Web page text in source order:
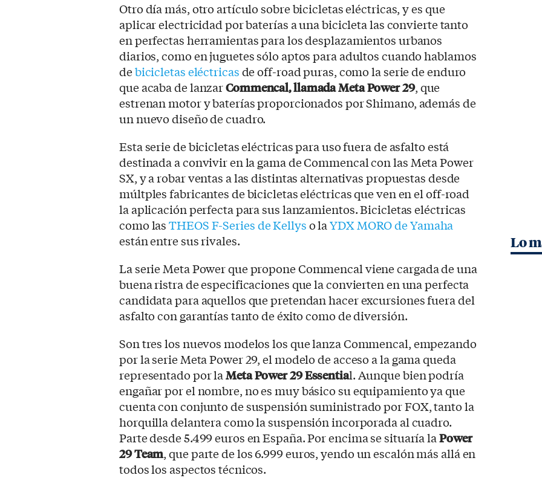
Otro día más, otro artículo sobre bicicletas eléctricas, y es que
aplicar electricidad por baterías a una bicicleta las convierte tanto
en perfectas herramientas para los desplazamientos urbanos
diarios, como en juguetes sólo aptos para adultos cuando hablamos
debicicletas eléctricasde off-road puras, como la serie de enduro
que acaba de lanzarCommencal, llamada Meta Power 29, que
estrenan motor y baterías proporcionados por Shimano, además de
un nuevo diseño de cuadro.
Esta serie de bicicletas eléctricas para uso fuera de asfalto está
destinada a convivir en la gama de Commencal con las Meta Power
SX, y a robar ventas a las distintas alternativas propuestas desde
múltples fabricantes de bicicletas eléctricas que ven en el off-road
la aplicación perfecta para sus lanzamientos. Bicicletas eléctricas
como lasTHEOS F-Series de Kellyso laYDX MORO de Yamaha
están entre sus rivales.
La serie Meta Power que propone Commencal viene cargada de una
buena ristra de especificaciones que la convierten en una perfecta
candidata para aquellos que pretendan hacer excursiones fuera del
asfalto con garantías tanto de éxito como de diversión.
Son tres los nuevos modelos los que lanza Commencal, empezando
por la serie Meta Power 29, el modelo de acceso a la gama queda
representado por laMeta Power 29 Essential. Aunque bien podría
engañar por el nombre, no es muy básico su equipamiento ya que
cuenta con conjunto de suspensión suministrado por FOX, tanto la
horquilla delantera como la suspensión incorporada al cuadro.
Parte desde 5.499 euros en España. Por encima se situaría laPower
29 Team, que parte de los 6.999 euros, yendo un escalón más allá en
todos los aspectos técnicos.
Lo